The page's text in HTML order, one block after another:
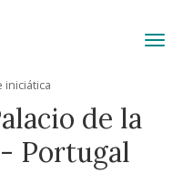
iniciática
de la
Portugal